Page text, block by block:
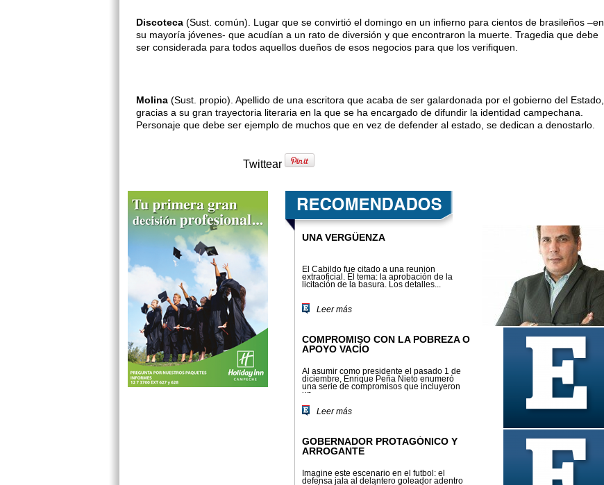
Discoteca (Sust. común). Lugar que se convirtió el domingo en un infierno para cientos de brasileños –en
su mayoría jóvenes- que acudían a un rato de diversión y que encontraron la muerte. Tragedia que debe
ser considerada para todos aquellos dueños de esos negocios para que los verifiquen.
Molina (Sust. propio). Apellido de una escritora que acaba de ser galardonada por el gobierno del Estado,
gracias a su gran trayectoria literaria en la que se ha encargado de difundir la identidad campechana.
Personaje que debe ser ejemplo de muchos que en vez de defender al estado, se dedican a denostarlo.
Twittear
UNA VERGÜENZA
El Cabildo fue citado a una reunión
extraoficial. El tema: la aprobación de la
licitación de la basura. Los detalles...
Leer más
COMPROMISO CON LA POBREZA O
APOYO VACÍO
Al asumir como presidente el pasado 1 de
diciembre, Enrique Peña Nieto enumeró
una serie de compromisos que incluyeron
un...
Leer más
GOBERNADOR PROTAGÓNICO Y
ARROGANTE
Imagine este escenario en el futbol: el
defensa jala al delantero goleador adentro